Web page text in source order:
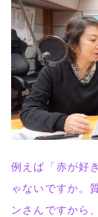
例えば「赤が好
ゃないですか。
ンさんですから